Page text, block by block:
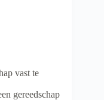
vast te
gereedschap